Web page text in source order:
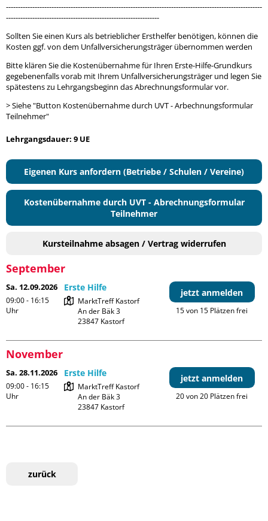
-----------------------------------------------------------------------------------------------------------
----------------------------------------------------------------
Sollten Sie einen Kurs als betrieblicher Ersthelfer benötigen, können die
Kosten ggf. von dem Unfallversicherungsträger übernommen werden
Bitte klären Sie die Kostenübernahme für Ihren Erste-Hilfe-Grundkurs
gegebenenfalls vorab mit Ihrem Unfallversicherungsträger und legen Sie
spätestens zu Lehrgangsbeginn das Abrechnungsformular vor.
> Siehe "Button Kostenübernahme durch UVT - Arbechnungsformular
Teilnehmer"
Lehrgangsdauer: 9 UE
Eigenen Kurs anfordern (Betriebe / Schulen / Vereine)
Kostenübernahme durch UVT - Abrechnungsformular
Teilnehmer
Kursteilnahme absagen / Vertrag widerrufen
September
Sa. 12.09.2026
09:00 - 16:15
Uhr
Erste Hilfe
MarktTreff Kastorf
An der Bäk 3
23847 Kastorf
jetzt anmelden
15 von 15 Plätzen frei
November
Sa. 28.11.2026
09:00 - 16:15
Uhr
Erste Hilfe
MarktTreff Kastorf
An der Bäk 3
23847 Kastorf
jetzt anmelden
20 von 20 Plätzen frei
zurück